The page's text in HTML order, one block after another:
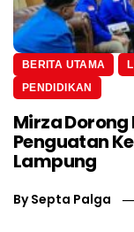
BERITA UTAMA
PENDIDIKAN
Mirza
Penguatan
Lampung
BySepta Palga